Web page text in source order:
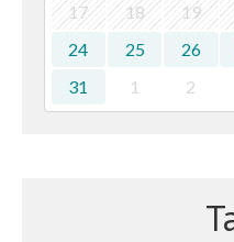
17
18 19
24
25 26
31
1 2